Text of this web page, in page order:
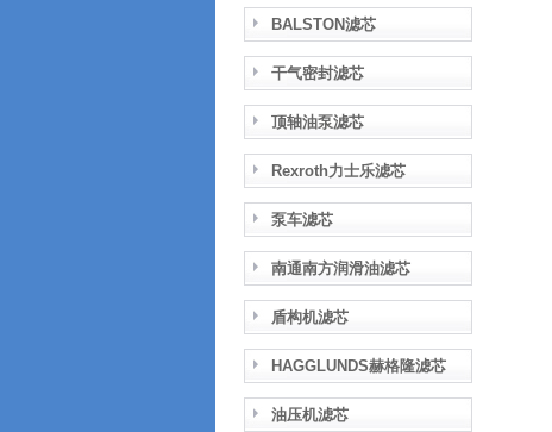
BALSTON滤芯
干气密封滤芯
顶轴油泵滤芯
Rexroth力士乐滤芯
泵车滤芯
南通南方润滑油滤芯
盾构机滤芯
HAGGLUNDS赫格隆滤芯
油压机滤芯